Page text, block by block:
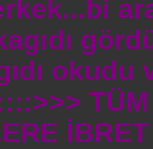
okudu